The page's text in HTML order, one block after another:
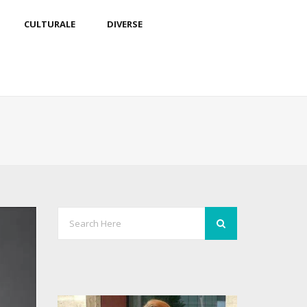
CULTURALE DIVERSE